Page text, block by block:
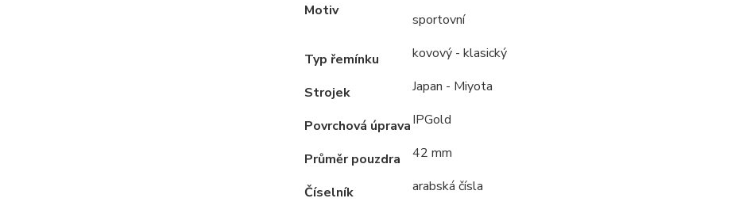
Motiv
sportovní
Typ řemínku kovový - klasický
Strojek Japan - Miyota
Povrchová úpravaIPGold
Průměr pouzdra 42 mm
Číselník arabská čísla